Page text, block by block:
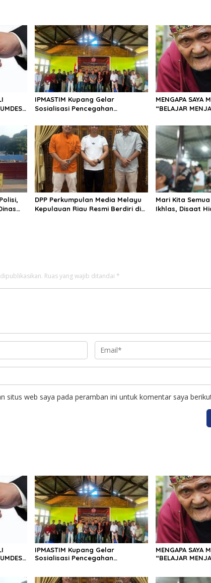
IPMASTIM Kupang Gelar
Sosialisasi Pencegahan
Desa Kondamara
MENGAPA SAYA
“BELAJAR
DPP Perkumpulan Media Melayu
Kepulauan Riau Resmi Berdiri di
Mari Kita
Ikhlas, Disaat
Ruas yang wajib ditandai *
situs web saya pada peramban ini untuk komentar saya
IPMASTIM Kupang Gelar
Sosialisasi Pencegahan
MENGAPA SAYA
“BELAJAR